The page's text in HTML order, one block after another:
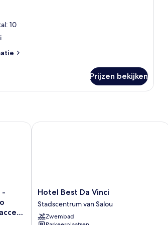
10
Prijzen bekijken
-
unlimited access to PortAventura Park
Hotel
Best
Da
Vinci
Hotel Best Da Vinci
Stadscentrum van Salou
Zwembad
Hotel Best Da Vinci